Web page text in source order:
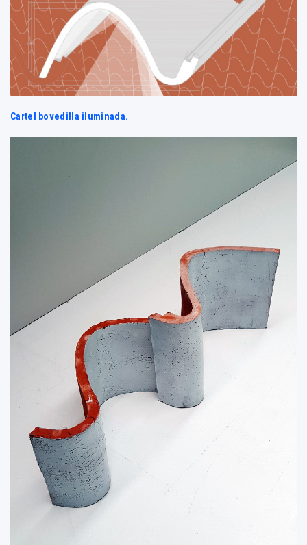
Cartel bovedilla iluminada.